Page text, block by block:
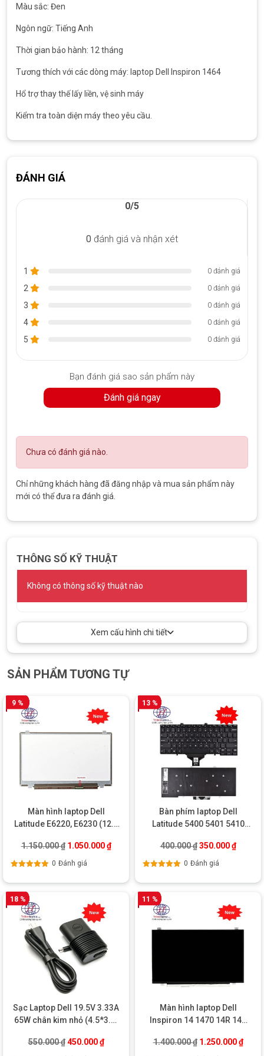
Màu sắc: Đen
Ngôn ngữ: Tiếng Anh
Thời gian bảo hành: 12 tháng
Tương thích với các dòng máy: laptop Dell Inspiron 1464
Hổ trợ thay thế lấy liền, vệ sinh máy
Kiểm tra toàn diện máy theo yêu cầu.
ĐÁNH GIÁ
0/5
0 đánh giá và nhận xét
1 0 đánh giá
2 0 đánh giá
3 0 đánh giá
4 0 đánh giá
5 0 đánh giá
Bạn đánh giá sao sản phẩm này
Đánh giá ngay
Chưa có đánh giá nào.
Chỉ những khách hàng đã đăng nhập và mua sản phẩm này
mới có thể đưa ra đánh giá.
THÔNG SỐ KỸ THUẬT
Không có thông số kỹ thuật nào
Xem cấu hình chi tiết
SẢN PHẨM TƯƠNG TỰ
9 %
Màn hình laptop Dell
Latitude E6220, E6230 (12.5
1.150.000₫ Giá gốc là: 1.150.000 ₫.
1.050.000₫Giá hiện tại là: 1.050.000 ₫.
0 Đánh giá
13 %
Bàn phím laptop Dell
Latitude 5400 5401 5410
400.000₫ Giá gốc là:
350.000₫Giá
0 Đánh giá
18 %
Sạc Laptop Dell 19.5V 3.33A
65W chân kim nhỏ (4.5*3.0)
550.000₫ Giá gốc là: 550.000 ₫.
450.000₫Giá hiện tại là: 450.000 ₫.
11 %
Màn hình laptop Dell
Inspiron 14 1470 14R 14Z
5421 5437 5423 (14 inch led
1.400.000₫ Giá gốc là:
1.250.000₫Giá